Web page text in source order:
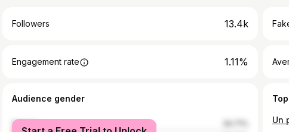
Followers 13.4k
Engagement rate 1.11%
Audience gender
female